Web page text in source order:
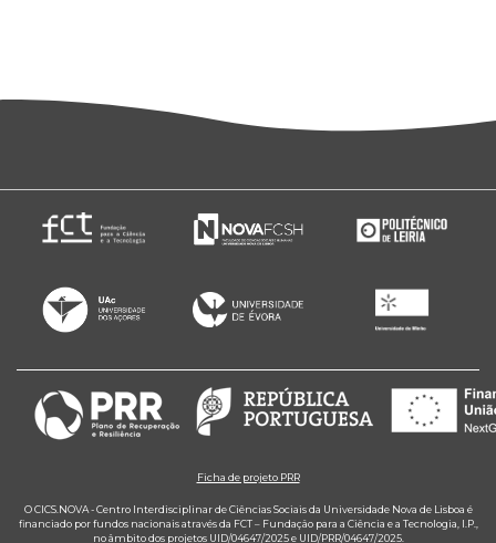
Ficha de projeto PRR
O CICS.NOVA - Centro Interdisciplinar de Ciências Sociais da Universidade Nova de Lisboa é
financiado por fundos nacionais através da FCT – Fundação para a Ciência e a Tecnologia, I.P.,
no âmbito dos projetos UID/04647/2025 e UID/PRR/04647/2025.